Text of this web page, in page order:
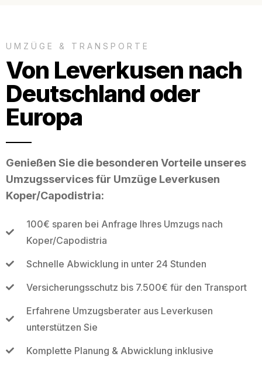
UMZÜGE & TRANSPORTE
Von Leverkusen nach
Deutschland oder
Europa
Genießen Sie die besonderen Vorteile unseres
Umzugsservices für Umzüge Leverkusen
Koper/Capodistria:
100€ sparen bei Anfrage Ihres Umzugs nach
Koper/Capodistria
Schnelle Abwicklung in unter 24 Stunden
Versicherungsschutz bis 7.500€ für den Transport
Erfahrene Umzugsberater aus Leverkusen
unterstützen Sie
Komplette Planung & Abwicklung inklusive